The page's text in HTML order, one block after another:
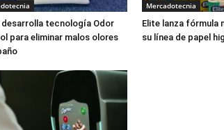
desarrolla tecnología Odor
para eliminar malos olores
Mercadotecnia
Elite lanza fórmula
su línea de papel